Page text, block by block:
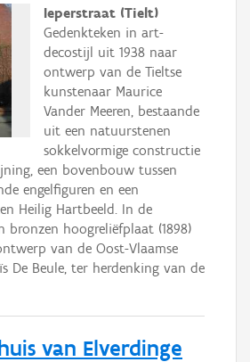
Ieperstraat (Tielt)
Gedenkteken in art-
decostijl uit 1938 naar
ontwerp van de Tieltse
kunstenaar Maurice
Vander Meeren, bestaande
uit een natuurstenen
sokkelvormige constructie
een bovenbouw tussen
engelfiguren en een
Heilig Hartbeeld. In de
bronzen hoogreliëfplaat (1898)
van de Oost-Vlaamse
De Beule, ter herdenking van de
van Elverdinge